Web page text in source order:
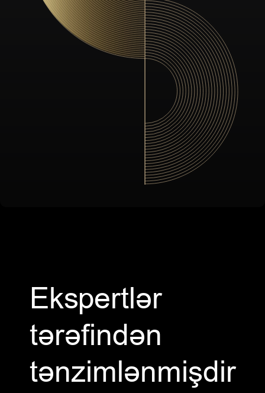
Ekspertlər
tərəfindən
tənzimlənmişdir